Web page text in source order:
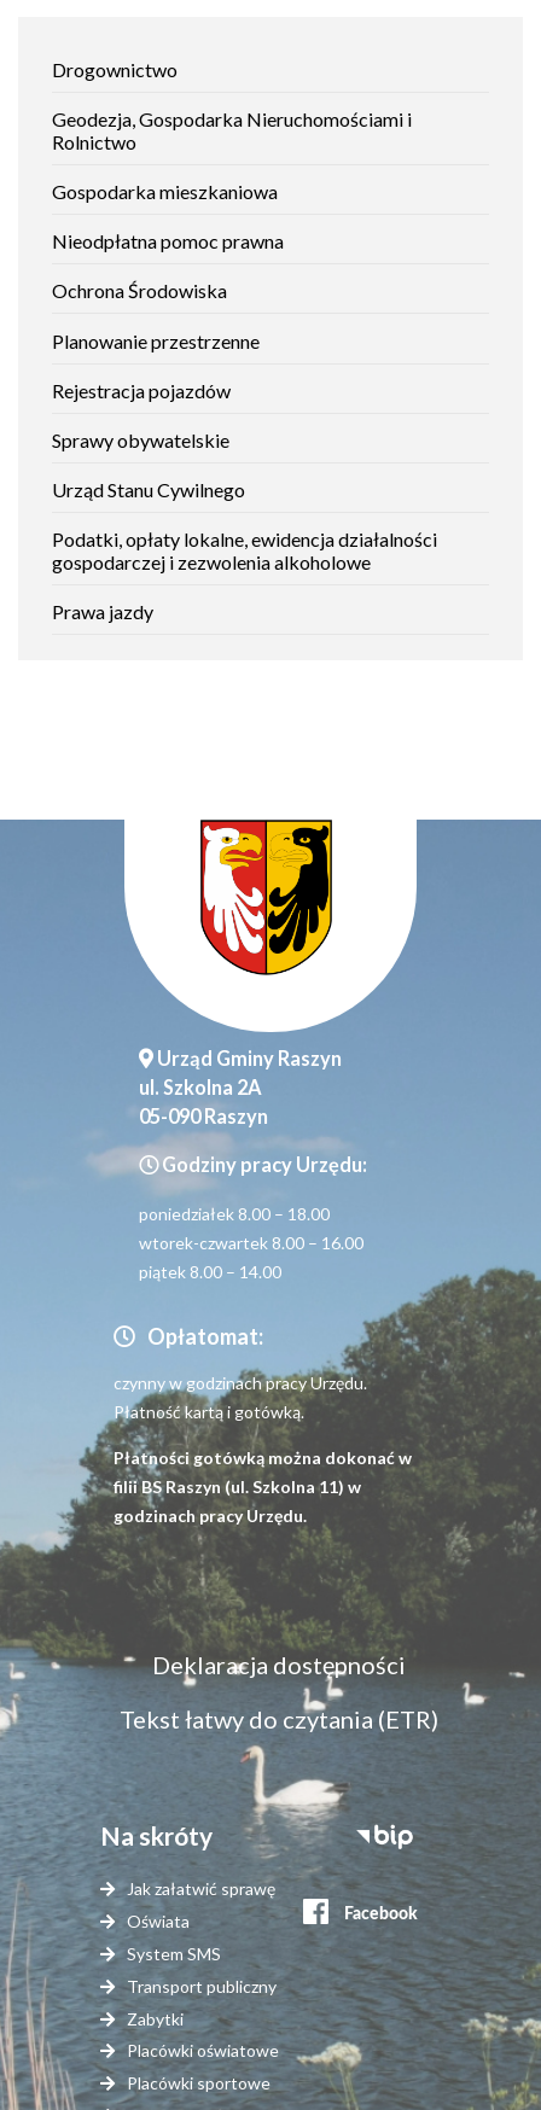
załatwić
sprawę
Drogownictwo
Geodezja, Gospodarka Nieruchomościami i
Rolnictwo
Gospodarka mieszkaniowa
Nieodpłatna pomoc prawna
Ochrona Środowiska
Planowanie przestrzenne
Rejestracja pojazdów
Sprawy obywatelskie
Urząd Stanu Cywilnego
Podatki, opłaty lokalne, ewidencja działalności
gospodarczej i zezwolenia alkoholowe
Prawa jazdy
spożycia
miejscu
sprzedaży
Urząd Gminy Raszyn
ul. Szkolna 2A
05-090 Raszyn
Godziny pracy Urzędu:
poniedziałek 8.00 – 18.00
wtorek-czwartek 8.00 – 16.00
piątek 8.00 – 14.00
Opłatomat:
czynny w godzinach pracy Urzędu.
Płatność kartą i gotówką.
Płatności gotówką można dokonać w
filii BS Raszyn (ul. Szkolna 11) w
godzinach pracy Urzędu.
Menu
dostępność
Deklaracja dostępności
Tekst łatwy do czytania (ETR)
Na skróty
Jak załatwić sprawę
Oświata
System SMS
Transport publiczny
Zabytki
Placówki oświatowe
Placówki sportowe
Stopka
serwisy
zewnętrzne